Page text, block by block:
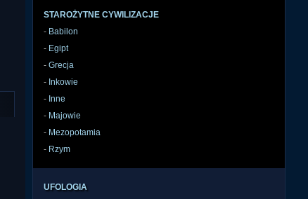
STAROŻYTNE CYWILIZACJE
- Babilon
- Egipt
- Grecja
- Inkowie
- Inne
- Majowie
- Mezopotamia
- Rzym
UFOLOGIA